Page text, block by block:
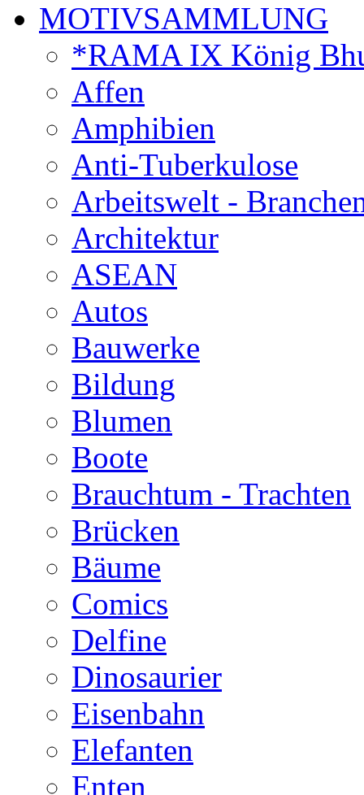
MOTIVSAMMLUNG
*RAMA IX König
Affen
Amphibien
Anti-Tuberkulose
Arbeitswelt -
Architektur
ASEAN
Autos
Bauwerke
Bildung
Blumen
Boote
Brauchtum - Trachten
Brücken
Bäume
Comics
Delfine
Dinosaurier
Eisenbahn
Elefanten
Enten